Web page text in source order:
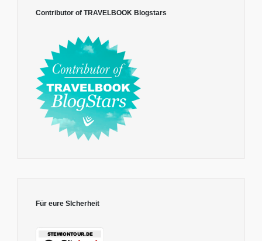
Contributor of TRAVELBOOK Blogstars
Für eure SIcherheit